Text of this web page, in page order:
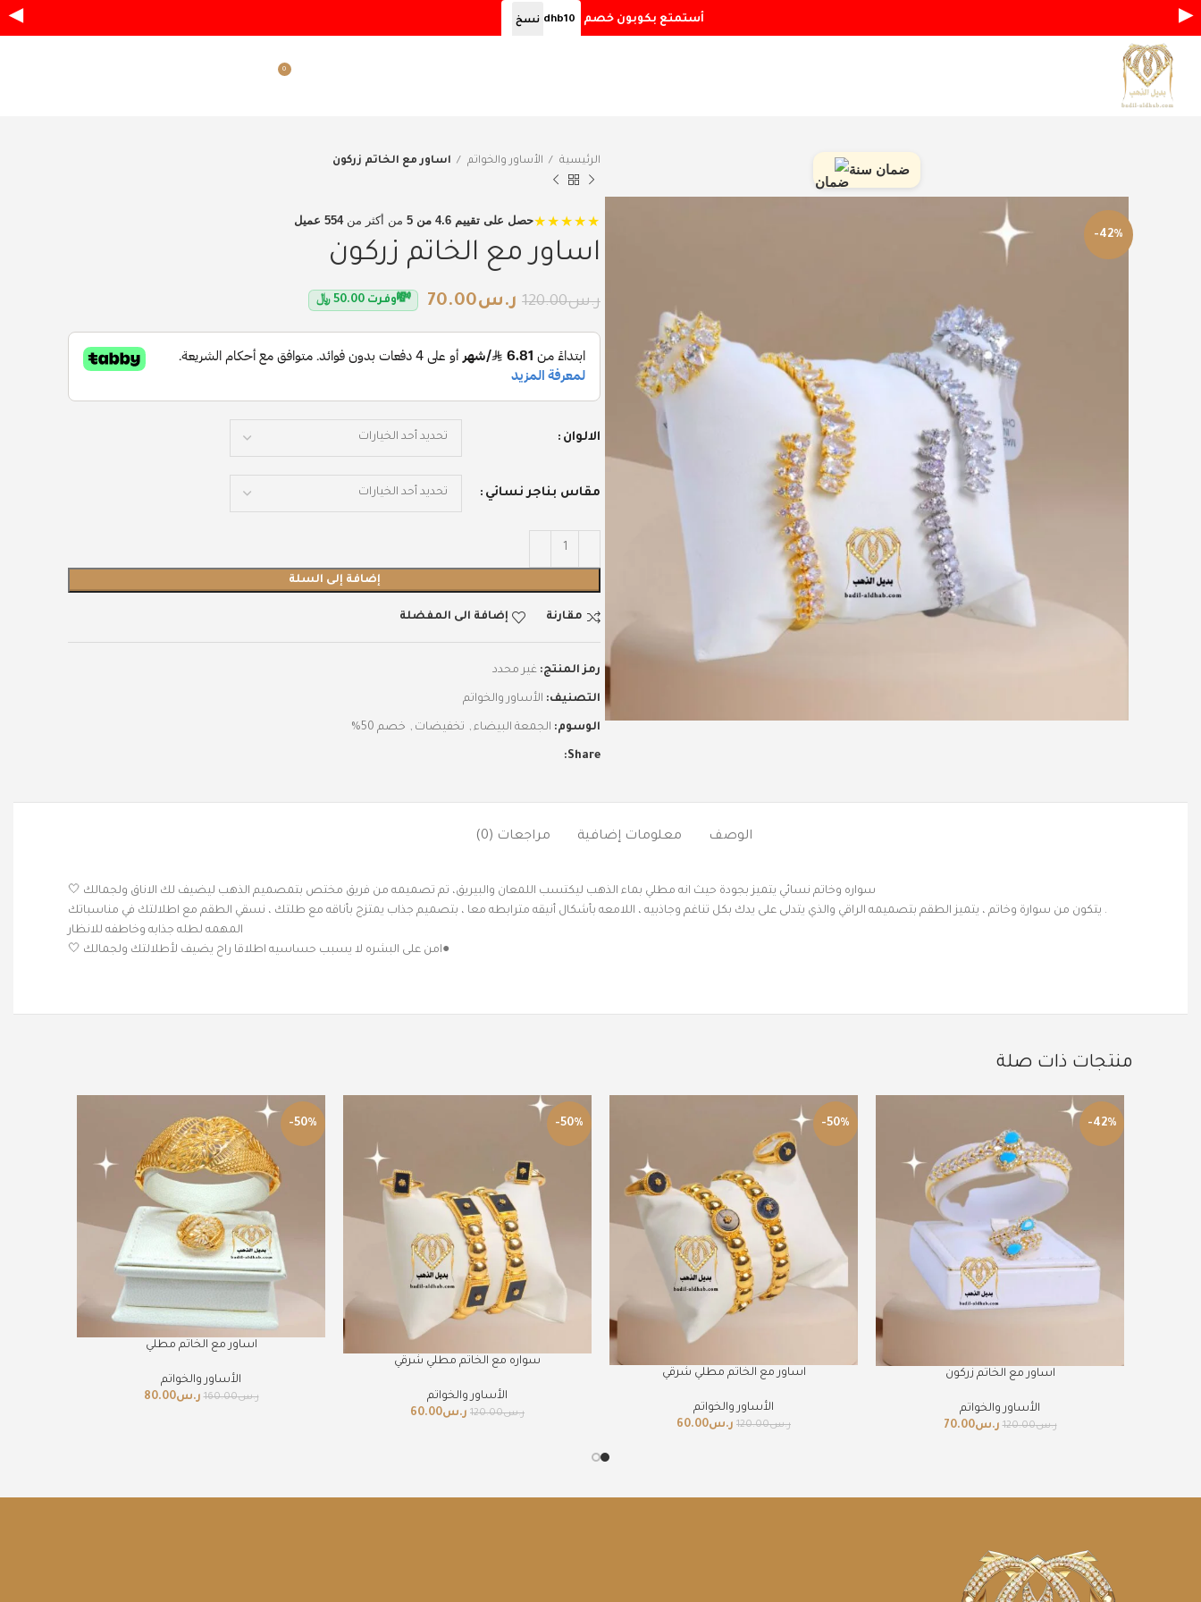
0
ضمان سنة
-42%
الرئيسية الأساور والخواتم اساور مع الخاتم زركون
★★★★★حصل على تقييم 4.6 من 5 من أكثر من554 عميل
اساور مع الخاتم زركون
ر.س120.00 ر.س70.00
💸وفرت 50.00 ﷼
الالوان
مقاس بناجر نسائي
إضافة إلى السلة
مقارنة إضافة الى المفضلة
رمز المنتج: غير محدد
التصنيف: الأساور والخواتم
الوسوم: الجمعة البيضاء , تخفيضات , خصم 50%
Share:
الوصف معلومات إضافية مراجعات (0)
سواره وخاتم نسائي يتميز بجودة حيث انه مطلي بماء الذهب ليكتسب اللمعان والبيريق، تم تصميمه من فريق مختص بتمصميم الذهب ليضيف لك الاناق ولجمالك 🤍
. يتكون من سوارة وخاتم ، يتميز الطقم بتصميمه الراقي والذي يتدلى على يدك بكل تناغم وجاذبيه ، اللامعه بأشكال أنيقه مترابطه معا ، بتصميم جذاب يمتزج بأناقه مع طلتك ، نسقي الطقم مع اطلالتك في مناسباتك
المهمه لطله جذابه وخاطفه للانظار
●امن على البشره لا يسبب حساسيه اطلاقا راح يضيف لأطلالتك ولجمالك 🤍
منتجات ذات صلة
-42%
اساور مع الخاتم زركون
الأساور والخواتم
ر.س120.00 ر.س70.00
-50%
اساور مع الخاتم مطلي شرقي
الأساور والخواتم
ر.س120.00 ر.س60.00
-50%
سواره مع الخاتم مطلي شرقي
الأساور والخواتم
ر.س120.00 ر.س60.00
-50%
اساور مع الخاتم مطلي
الأساور والخواتم
ر.س160.00 ر.س80.00
◀ أستمتع بكوبون خصم dhb10 نسخ ▶